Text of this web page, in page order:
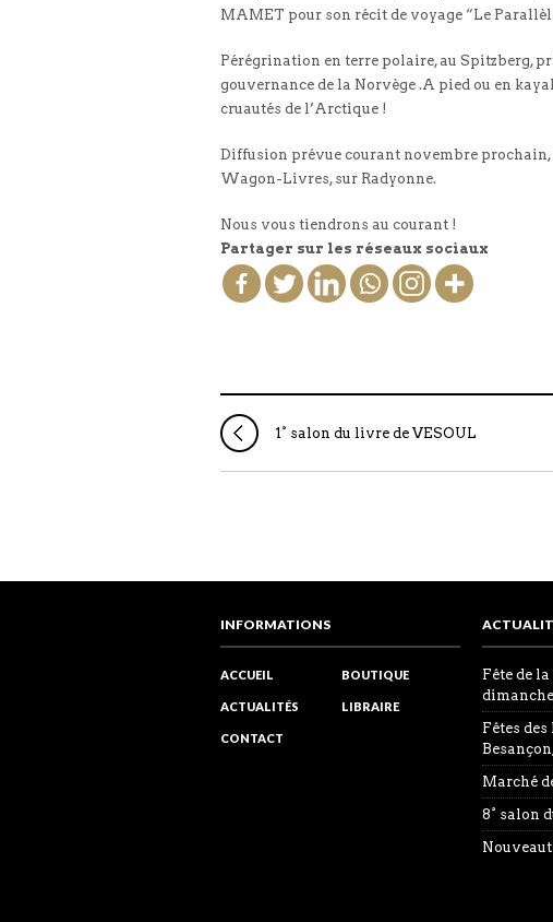
MAMET pour son récit de voyage “Le
Pérégrination en terre polaire, au Spitzberg,
gouvernance de la Norvège .A pied ou en
cruautés de l’Arctique !
Diffusion prévue courant novembre prochain,
Wagon-Livres, sur Radyonne.
Nous vous tiendrons au courant !
Partager sur les réseaux sociaux
1° salon du livre de VESOUL
INFORMATIONS
ACCUEIL BOUTIQUE
ACTUALITÉS LIBRAIRE
CONTACT
Fête de
Fêtes des
Marché
8° salon